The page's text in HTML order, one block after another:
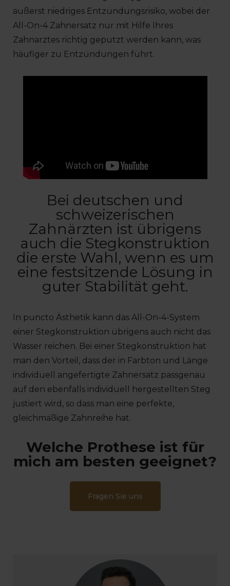
äußerst niedriges Entzündungsrisiko, wobei der
All-On-4 Zahnersatz nur mit Hilfe Ihres
Zahnarztes richtig geputzt werden kann, was
häufiger zu Entzündungen führt.
Bei deutschen und
schweizerischen
Zahnärzten ist übrigens
auch die Stegkonstruktion
die erste Wahl, wenn es um
eine festsitzende Lösung in
guter Stabilität geht.
In puncto Ästhetik kann das All-On-4-System
einer Stegkonstruktion übrigens auch nicht das
Wasser reichen. Bei einer Stegkonstruktion hat
man den Vorteil, dass der in Farbton und Länge
individuell angefertigte Zahnersatz passgenau
auf den ebenfalls individuell hergestellten Steg
justiert wird, so dass man eine perfekte,
gleichmäßige Zahnreihe hat.
Welche Prothese ist für
mich am besten geeignet?
Fragen Sie uns